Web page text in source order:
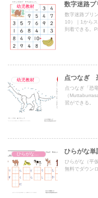
幼児教材 数字迷路プ
数字迷路プリ
10）｜1から
到着できる。
幼児教材 点つなぎ
点つなぎ「恐
（
習ができる。
ひらがな単
ひらがな（平
無料でダウン